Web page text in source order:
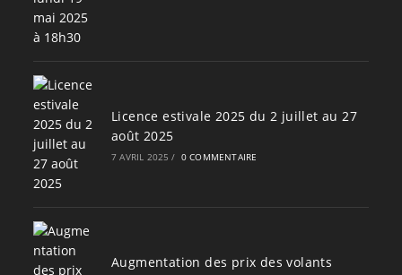
Licence estivale 2025 du 2 juillet au 27
août 2025
7 AVRIL 2025 / 0 COMMENTAIRE
Augmentation des prix des volants